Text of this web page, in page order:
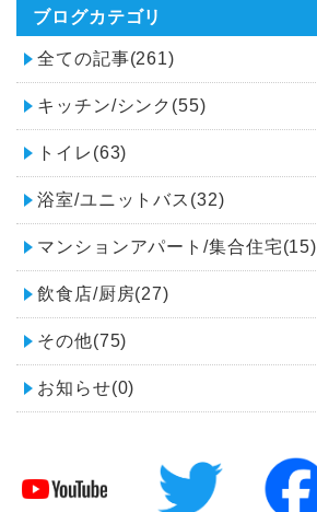
ブログカテゴリ
全ての記事(261)
キッチン/シンク(55)
トイレ(63)
浴室/ユニットバス(32)
マンションアパート/集合住宅(15)
飲食店/厨房(27)
その他(75)
お知らせ(0)